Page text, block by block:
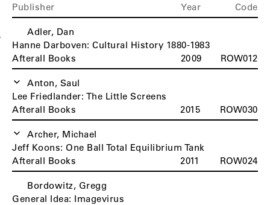
Publisher
Year Code
Adler, Dan
Hanne Darboven: Cultural History 1880-1983
Afterall Books
2009 ROW012
Anton, Saul
Lee Friedlander: The Little Screens
Afterall Books
2015 ROW030
Archer, Michael
Jeff Koons: One Ball Total Equilibrium Tank
Afterall Books
2011 ROW024
Bordowitz, Gregg
General Idea: Imagevirus